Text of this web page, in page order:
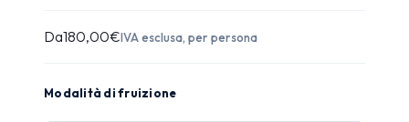
Da180,00€IVA esclusa, per persona
Modalità di fruizione